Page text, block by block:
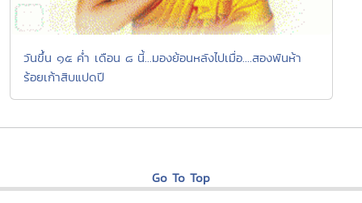
วันขึ้น ๑๕ ค่ำ เดือน ๘ นี้...มองย้อนหลังไปเมื่อ....สองพันห้า
ร้อยเก้าสิบแปดปี
Go To Top